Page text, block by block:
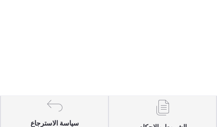
سياسة الاسترجاع